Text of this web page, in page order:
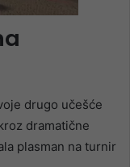
drugo učešće
dramatične
plasman na turnir